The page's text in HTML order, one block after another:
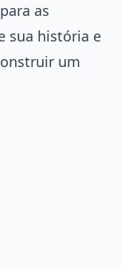
as
sua história e
um